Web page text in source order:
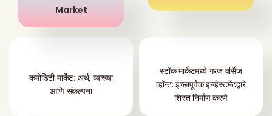
कमोडिटी मार्केट: अर्थ, व्याख्या
आणि संकल्पना
स्टॉक मार्केटमध्ये गरज वर्सिज
व्हॉन्ट: इच्छापूर्वक इन्व्हेस्टमेंटद्वारे
शिस्त निर्माण करणे